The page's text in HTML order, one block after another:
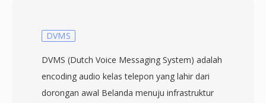
DVMS
DVMS (Dutch Voice Messaging System) adalah
encoding audio kelas telepon yang lahir dari
dorongan awal Belanda menuju infrastruktur